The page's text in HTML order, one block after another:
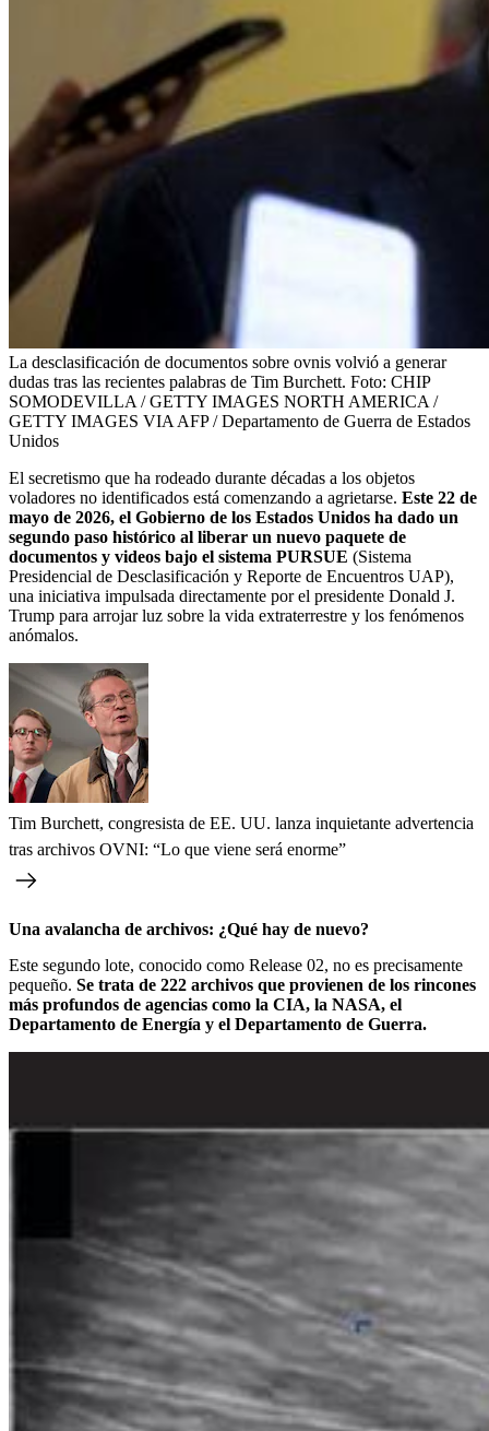
La desclasificación de documentos sobre ovnis volvió a generar
dudas tras las recientes palabras de Tim Burchett. Foto: CHIP
SOMODEVILLA / GETTY IMAGES NORTH AMERICA /
GETTY IMAGES VIA AFP / Departamento de Guerra de Estados
Unidos
El secretismo que ha rodeado durante décadas a los objetos
voladores no identificados está comenzando a agrietarse. Este 22 de
mayo de 2026, el Gobierno de los Estados Unidos ha dado un
segundo paso histórico al liberar un nuevo paquete de
documentos y videos bajo el sistema PURSUE (Sistema
Presidencial de Desclasificación y Reporte de Encuentros UAP),
una iniciativa impulsada directamente por el presidente Donald J.
Trump para arrojar luz sobre la vida extraterrestre y los fenómenos
anómalos.
Tim Burchett, congresista de EE. UU. lanza inquietante advertencia
tras archivos OVNI: “Lo que viene será enorme”
Una avalancha de archivos: ¿Qué hay de nuevo?
Este segundo lote, conocido como Release 02, no es precisamente
pequeño. Se trata de 222 archivos que provienen de los rincones
más profundos de agencias como la CIA, la NASA, el
Departamento de Energía y el Departamento de Guerra.